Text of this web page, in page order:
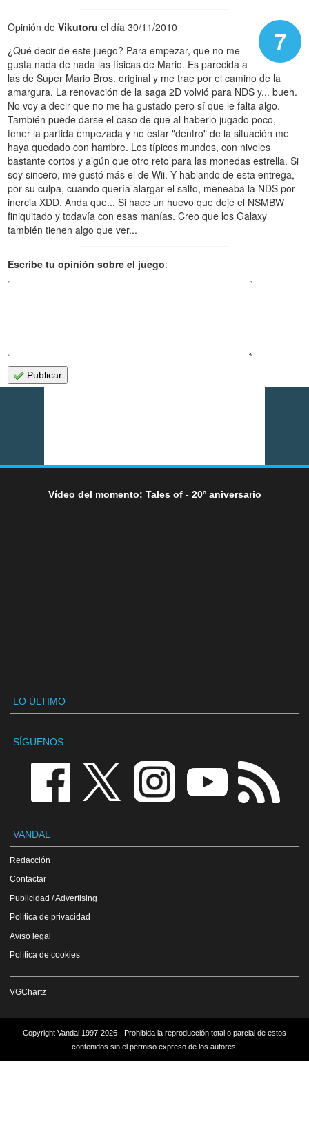
7
Opinión deVikutoru el día 30/11/2010
¿Qué decir de este juego? Para empezar, que no me
gusta nada de nada las físicas de Mario. Es parecida a
las de Super Mario Bros. original y me trae por el camino de la
amargura. La renovación de la saga 2D volvió para NDS y... bueh.
No voy a decir que no me ha gustado pero sí que le falta algo.
También puede darse el caso de que al haberlo jugado poco,
tener la partida empezada y no estar "dentro" de la situación me
haya quedado con hambre. Los típicos mundos, con niveles
bastante cortos y algún que otro reto para las monedas estrella. Si
soy sincero, me gustó más el de Wii. Y hablando de esta entrega,
por su culpa, cuando quería alargar el salto, meneaba la NDS por
inercia XDD. Anda que... Si hace un huevo que dejé el NSMBW
finiquitado y todavía con esas manías. Creo que los Galaxy
también tienen algo que ver...
Escribe tu opinión sobre el juego:
Publicar
Vídeo del momento: Tales of - 20º aniversario
LO ÚLTIMO
SÍGUENOS
VANDAL
Redacción
Contactar
Publicidad / Advertising
Política de privacidad
Aviso legal
Política de cookies
VGChartz
Copyright Vandal 1997-2026 - Prohibida la reproducción total o parcial de estos
contenidos sin el permiso expreso de los autores.